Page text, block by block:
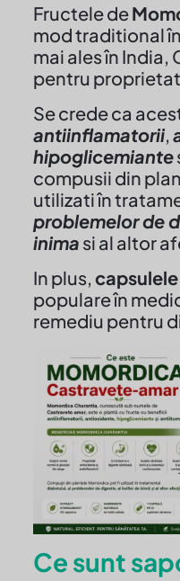
Fructele de
mod traditional
mai ales în India,
pentru
Se crede ca
antiinflamatorii,
hipoglicemiante
compusii din
utilizati în
problemelor de
inima si al altor
In plus,
populare în
remediu pentru
Ce sunt